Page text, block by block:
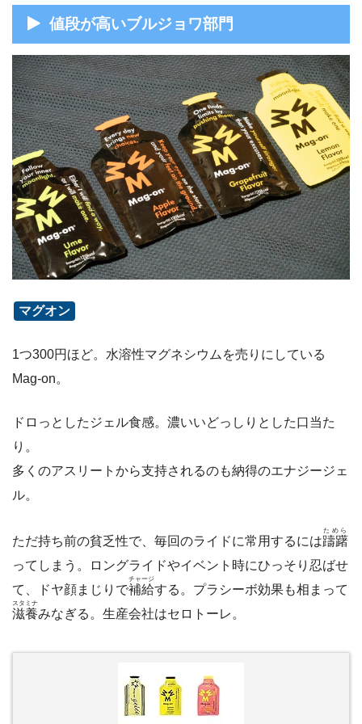
値段が高いブルジョワ部門
マグオン
1つ300円ほど。水溶性マグネシウムを売りにしている
Mag-on。
ドロっとしたジェル食感。濃いいどっしりとした口当た
り。
多くのアスリートから支持されるのも納得のエナジージェ
ル。
ただ持ち前の貧乏性で、毎回のライドに常用するには躊躇
ためら
ってしまう。ロングライドやイベント時にひっそり忍ばせ
て、ドヤ顔まじりで補給
チャージ
する。プラシーボ効果も相まって
滋養
スタミナ
みなぎる。生産会社はセロトーレ。